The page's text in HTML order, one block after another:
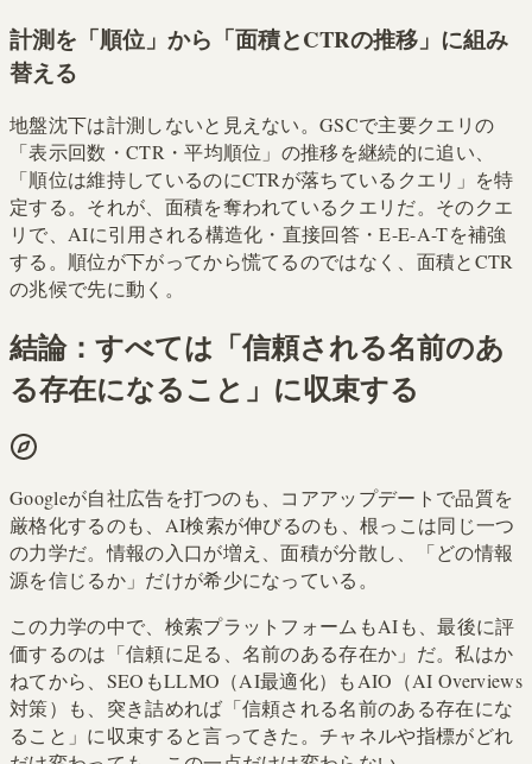
計測を「順位」から「面積とCTRの推移」に組み
替える
地盤沈下は計測しないと見えない。GSCで主要クエリの
「表示回数・CTR・平均順位」の推移を継続的に追い、
「順位は維持しているのにCTRが落ちているクエリ」を特
定する。それが、面積を奪われているクエリだ。そのクエ
リで、AIに引用される構造化・直接回答・E-E-A-Tを補強
する。順位が下がってから慌てるのではなく、面積とCTR
の兆候で先に動く。
結論：すべては「信頼される名前のあ
る存在になること」に収束する
Googleが自社広告を打つのも、コアアップデートで品質を
厳格化するのも、AI検索が伸びるのも、根っこは同じ一つ
の力学だ。情報の入口が増え、面積が分散し、「どの情報
源を信じるか」だけが希少になっている。
この力学の中で、検索プラットフォームもAIも、最後に評
価するのは「信頼に足る、名前のある存在か」だ。私はか
ねてから、SEOもLLMO（AI最適化）もAIO（AI Overviews
対策）も、突き詰めれば「信頼される名前のある存在にな
ること」に収束すると言ってきた。チャネルや指標がどれ